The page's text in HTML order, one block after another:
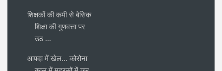
शिक्षकों की कमी से बेसिक
शिक्षा की गुणवत्ता पर
उठ ...
आपदा में खेल... कोरोना